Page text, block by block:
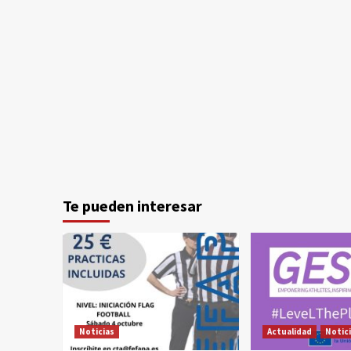
Te pueden interesar
Noticias Actualidad